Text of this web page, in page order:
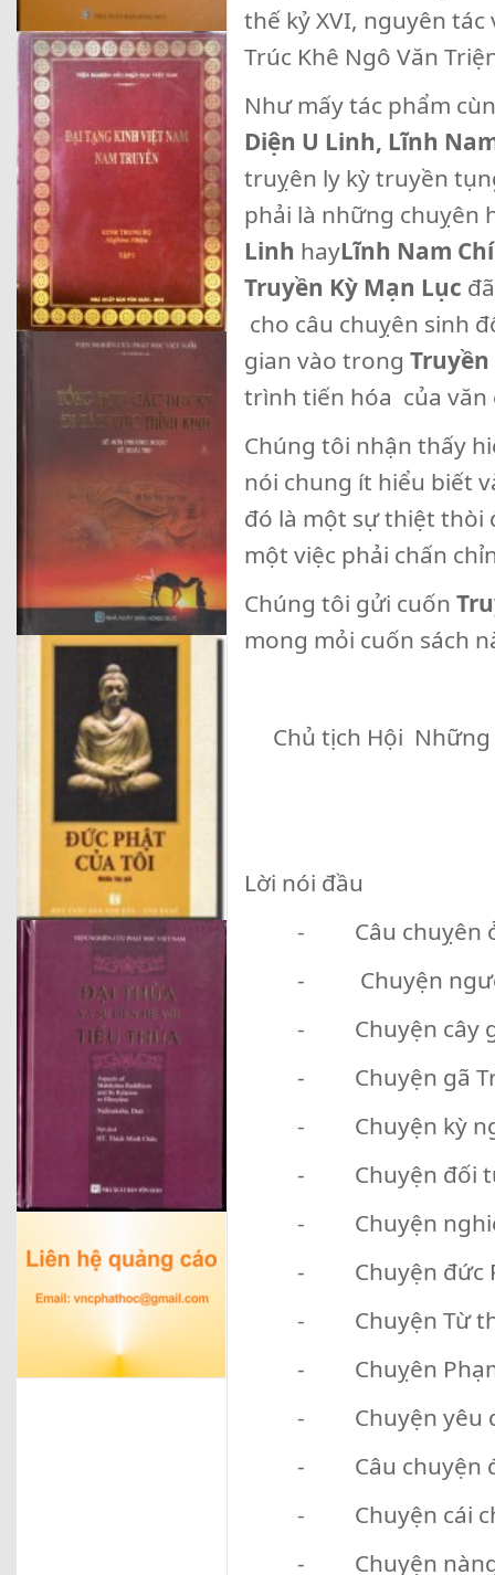
thế kỷ XVI, nguyên
Trúc Khê Ngô Văn
Như mấy tác phẩm
Diện U Linh, Lĩnh
truỵên ly kỳ truyền
phải là những
Linh hayLĩnh Nam
Truyền Kỳ Mạn Lục
cho câu chuỵên sinh
gian vào trong
trình tiến hóa của văn
Chúng tôi nhận thấy
nói chung ít hiểu biết
đó là một sự thiệt thòi
một việc phải chấn
Chúng tôi gửi cuốn
mong mỏi cuốn sách
Chủ tịch Hội Những
Lời nói đầu
- Câu chuỵên ở
- Chuyện người
- Chuyện cây
- Chuyện gã
- Chuyện kỳ
- Chuyện đối
- Chuyện
- Chuyện đức
- Chuyện Từ
- Chuỵên Phạm
- Chuyện yêu
- Câu chuyện
- Chuyện cái
- Chuyện nàng